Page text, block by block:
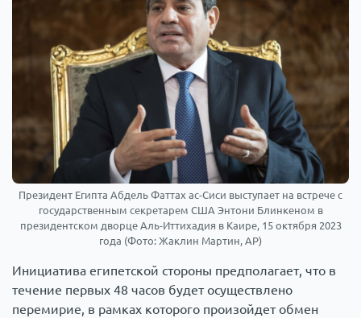
Президент Египта Абдель Фаттах ас-Сиси выступает на встрече с
государственным секретарем США Энтони Блинкеном в
президентском дворце Аль-Иттихадия в Каире, 15 октября 2023
года (Фото: Жаклин Мартин, AP)
Инициатива египетской стороны предполагает, что в
течение первых 48 часов будет осуществлено
перемирие, в рамках которого произойдет обмен